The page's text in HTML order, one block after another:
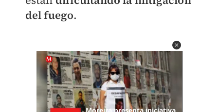
del fuego.